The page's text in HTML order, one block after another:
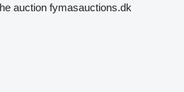
auction fymasauctions.dk